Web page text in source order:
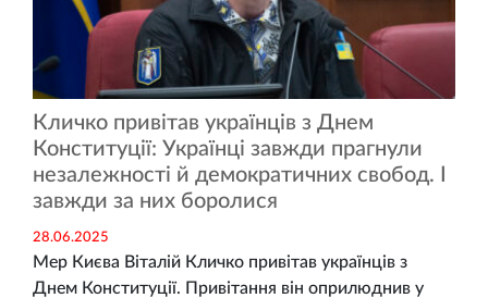
Кличко привітав українців з Днем
Конституції: Українці завжди прагнули
незалежності й демократичних свобод. І
завжди за них боролися
28.06.2025
Мер Києва Віталій Кличко привітав українців з
Днем Конституції. Привітання він оприлюднив у